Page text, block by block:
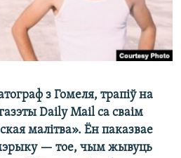
з Гомеля, трапіў на
Daily Mail са сваім
малітва». Ён паказвае
— тое, чым жывуць